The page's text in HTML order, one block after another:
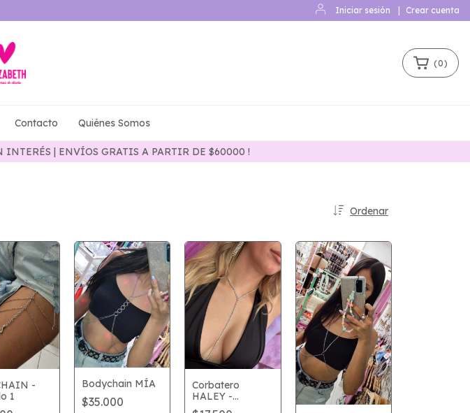
Iniciar sesión Crear cuenta
INTERÉS | ENVÍOS GRATIS A PARTIR DE $60000 !
(0)
Contacto Quiénes Somos
Ordenar
-
1
Bodychain MÍA
$35.000
Corbatero
HALEY -
Plateado